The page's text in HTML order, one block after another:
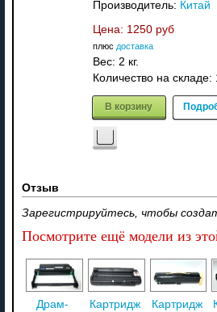
Производитель: Китай
Цена: 1250 руб
плюс доставка
Вес: 2 кг.
Количество на складе:
В корзину
Отзыв
Зарегистрируйтесь, чтобы
Посмотрите ещё модели из
Драм-
Картридж
Картридж